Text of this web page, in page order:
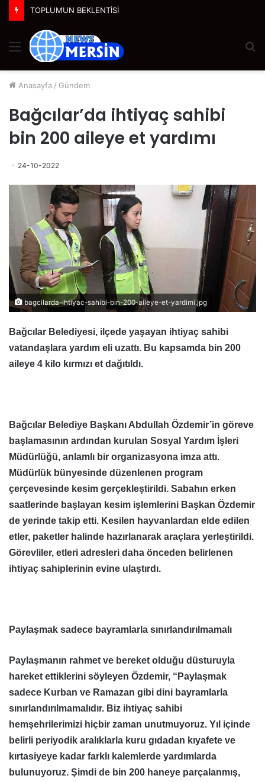
TOPLUMUN BEKLENTİSİ
Menü
Anasayfa / Gündem
Bağcılar’da ihtiyaç sahibi
bin 200 aileye et yardımı
24-10-2022
bagcilarda-ihtiyac-sahibi-bin-200-aileye-et-yardimi.jpg
Bağcılar Belediyesi, ilçede yaşayan ihtiyaç sahibi
vatandaşlara yardım eli uzattı. Bu kapsamda bin 200
aileye 4 kilo kırmızı et dağıtıldı.
Bağcılar Belediye Başkanı Abdullah Özdemir’in göreve
başlamasının ardından kurulan Sosyal Yardım İşleri
Müdürlüğü, anlamlı bir organizasyona imza attı.
Müdürlük bünyesinde düzenlenen program
çerçevesinde kesim gerçekleştirildi. Sabahın erken
saatlerinde başlayan kesim işlemlerini Başkan Özdemir
de yerinde takip etti. Kesilen hayvanlardan elde edilen
etler, paketler halinde hazırlanarak araçlara yerleştirildi.
Görevliler, etleri adresleri daha önceden belirlenen
ihtiyaç sahiplerinin evine ulaştırdı.
Paylaşmak sadece bayramlarla sınırlandırılmamalı
Paylaşmanın rahmet ve bereket olduğu düsturuyla
hareket ettiklerini söyleyen Özdemir, “Paylaşmak
sadece Kurban ve Ramazan gibi dini bayramlarla
sınırlandırılmamalıdır. Biz ihtiyaç sahibi
hemşehrilerimizi hiçbir zaman unutmuyoruz. Yıl içinde
belirli periyodik aralıklarla kuru gıdadan kıyafete ve
kırtasiyeye kadar farklı kalemlerde yardımlarda
bulunuyoruz. Şimdi de bin 200 haneye parçalanmış,